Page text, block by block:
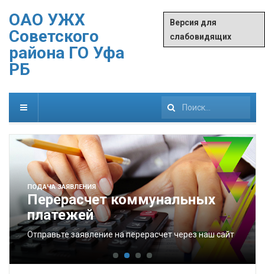
ОАО УЖХ
Советского
района ГО Уфа
РБ
Версия для
слабовидящих
Искать...
ПОДАЧА ЗАЯВЛЕНИЯ
Перерасчет коммунальных
платежей
Отправьте заявление на перерасчет через наш сайт